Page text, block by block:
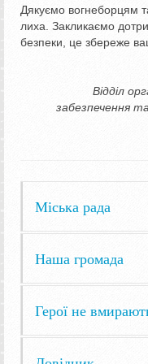
Дякуємо вогнеборцям
лиха. Закликаємо
безпеки, це збереже
Відділ
забезпечення та
Міська рада
Наша громада
Герої не